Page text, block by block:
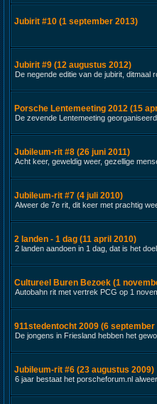
Jubirit #10 (1 september 2013)
Jubirit #9 (12 augustus 2012)
De negende editie van de jubirit, ditmaal
Porsche Lentemeeting 2012 (15
De zevende Lentemeeting
Jubileum-rit #8 (26 juni 2011)
Acht keer, geweldig weer, gezellige
Jubileum-rit #7 (4 juli 2010)
Alweer de 7e rit, dit keer met prachtig
2 landen - 1 dag (11 april 2010)
2 landen aandoen in 1 dag, dat is het
Cultureel Buren Bezoek (1
Autobahn rit met vertrek PCG op 1
911stedentocht 2009 (6 september
De jongens in Friesland hebben het
Jubileum-rit #6 (23 augustus 2009)
6 jaar bestaat het porscheforum.nl